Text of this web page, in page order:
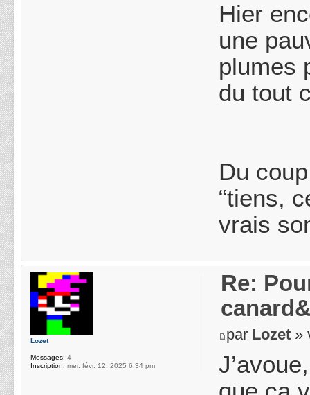
Hier
une
plumes
du tout
Du
“tiens,
vrais
Re:
par Lozet »
Lozet
Messages: 4
Inscription: mer. févr. 12, 2025 6:34 pm